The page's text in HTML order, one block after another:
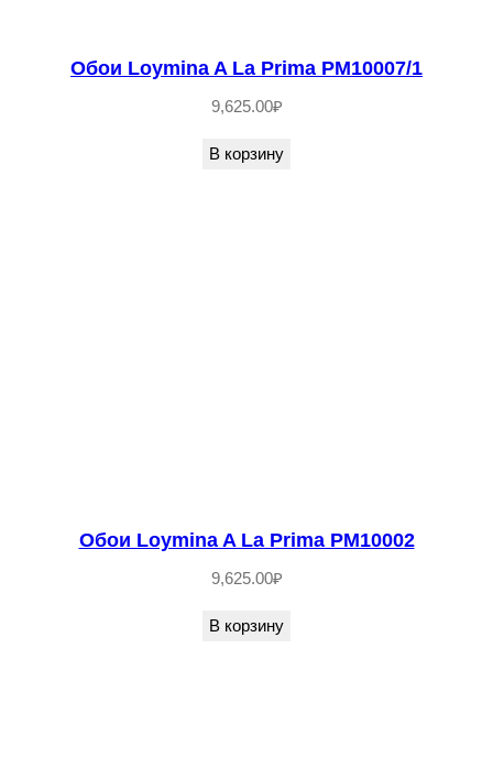
Обои Loymina A La Prima PM10007/1
9,625.00₽
В корзину
Обои Loymina A La Prima PM10002
9,625.00₽
В корзину